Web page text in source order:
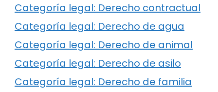
Categoría legal: Derecho contractual
Categoría legal: Derecho de agua
Categoría legal: Derecho de animal
Categoría legal: Derecho de asilo
Categoría legal: Derecho de familia